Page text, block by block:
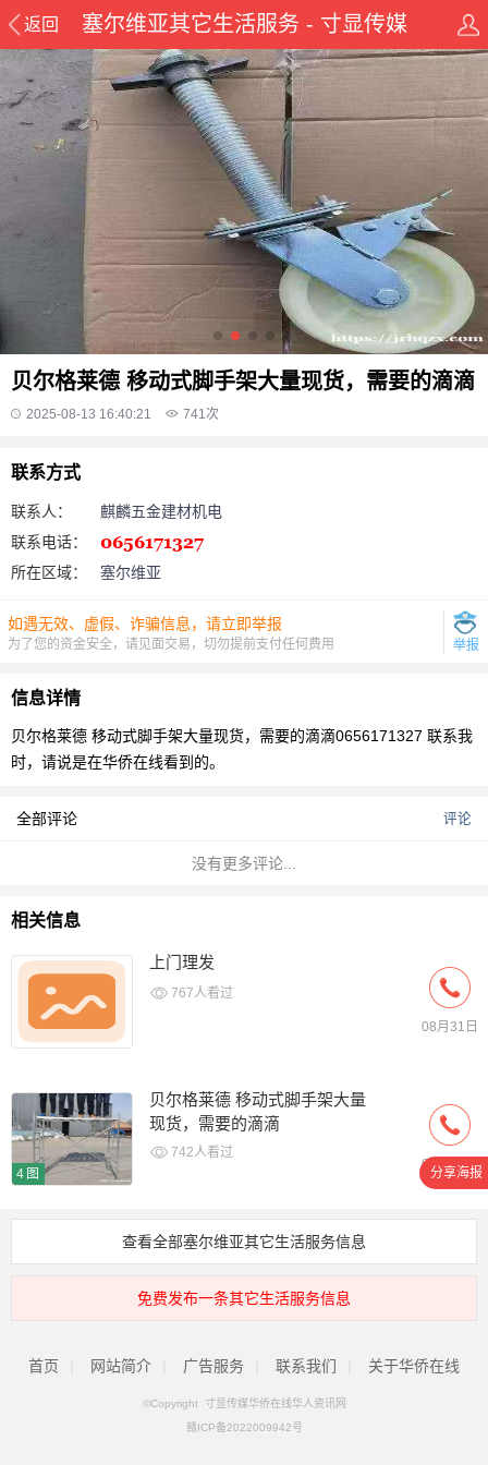
返回 塞尔维亚其它生活服务 - 寸显传媒
华侨在线华人资讯网
贝尔格莱德 移动式脚手架大量现货，需要的滴滴
2025-08-13 16:40:21 741次
联系方式
联系人：
麒麟五金建材机电
联系电话：
所在区域：
塞尔维亚
如遇无效、虚假、诈骗信息，请立即举报
为了您的资金安全，请见面交易，切勿提前支付任何费用 举报
信息详情
贝尔格莱德 移动式脚手架大量现货，需要的滴滴0656171327 联系我
时，请说是在华侨在线看到的。
全部评论 评论
没有更多评论...
相关信息
上门理发
767人看过
08月31日
4图
贝尔格莱德 移动式脚手架大量
现货，需要的滴滴
742人看过
08月13日
查看全部塞尔维亚其它生活服务信息
免费发布一条其它生活服务信息
首页 网站简介 广告服务 联系我们 关于华侨在线
©Copyright 寸显传媒华侨在线华人资讯网
赣ICP备2022009942号
分享海报